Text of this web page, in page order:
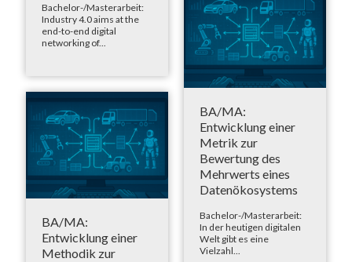
Bachelor-/Masterarbeit:
Industry 4.0 aims at the
end-to-end digital
networking of...
BA/MA:
Entwicklung einer
Metrik zur
Bewertung des
Mehrwerts eines
Datenökosystems
Bachelor-/Masterarbeit:
In der heutigen digitalen
Welt gibt es eine
Vielzahl...
BA/MA:
Entwicklung einer
Methodik zur